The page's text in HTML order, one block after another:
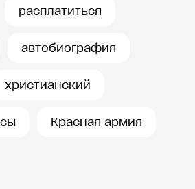
расплатиться
автобиография
христианский
Красная армия